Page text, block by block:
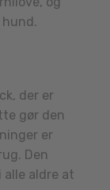
der er
gør den
er
Den
aldre at